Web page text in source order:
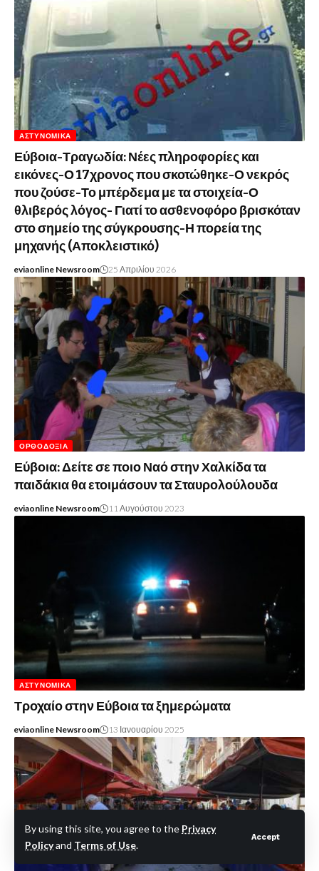
By using this site, you agree to the Privacy
Policyand Terms of Use.
Accept
ΑΣΤΥΝΟΜΙΚΆ
Εύβοια-Τραγωδία: Νέες πληροφορίες και
εικόνες-Ο 17χρονος που σκοτώθηκε-Ο νεκρός
που ζούσε-Το μπέρδεμα με τα στοιχεία-Ο
θλιβερός λόγος- Γιατί το ασθενοφόρο βρισκόταν
στο σημείο της σύγκρουσης-Η πορεία της
μηχανής (Αποκλειστικό)
eviaonline Newsroom 25 Απριλίου 2026
ΟΡΘΟΔΟΞΊΑ
Εύβοια: Δείτε σε ποιο Ναό στην Χαλκίδα τα
παιδάκια θα ετοιμάσουν τα Σταυρολούλουδα
eviaonline Newsroom 11 Αυγούστου 2023
ΑΣΤΥΝΟΜΙΚΆ
Τροχαίο στην Εύβοια τα ξημερώματα
eviaonline Newsroom 13 Ιανουαρίου 2025